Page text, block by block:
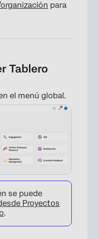
para
Tablero
el menú global.
se puede
Proyectos
.